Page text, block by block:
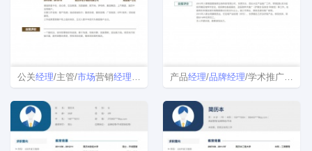
公关经理/主管/市场营销经理/ 品牌 简历模板
产品经理/品牌经理/学术推广/ 市场